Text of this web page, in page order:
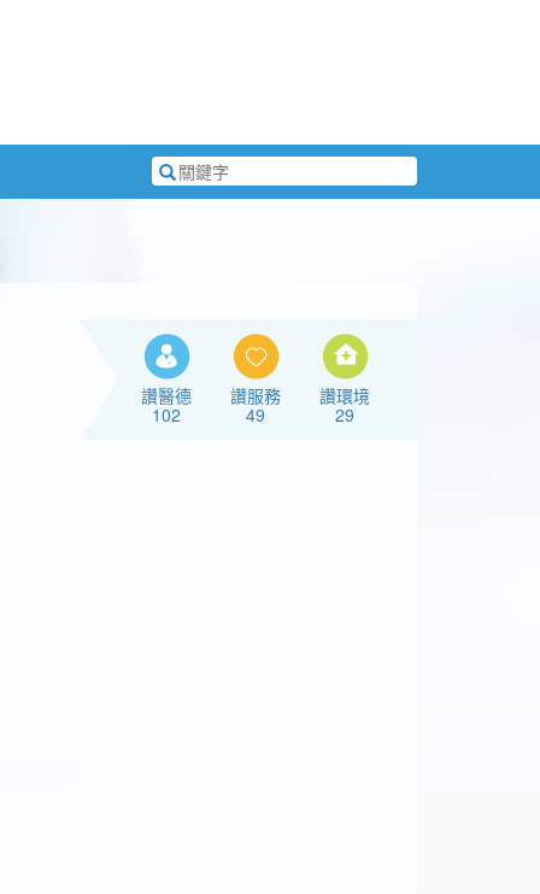
搜
尋
讚醫德
102
讚服務
49
讚環境
29